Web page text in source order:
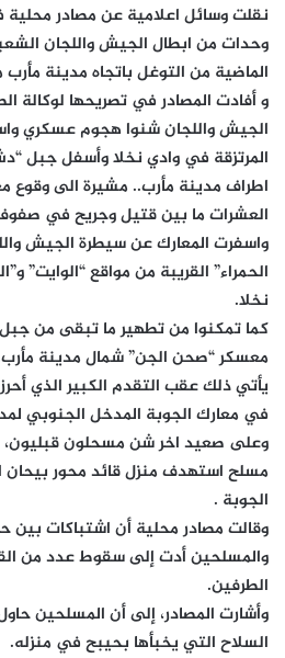
نقلت وسائل اعلامية عن مصادر
وحدات من ابطال الجيش واللجان
الماضية من التوغل باتجاه مدينة
و أفادت المصادر في تصريحها لوكالة
الجيش واللجان شنوا هجوم عسكري
المرتزقة في وادي نخلا وأسفل جبل
اطراف مدينة مأرب.. مشيرة الى
العشرات ما بين قتيل وجريح في صفوف
واسفرت المعارك عن سيطرة الجيش
الحمراء” القريبة من مواقع “الوايت”
نخلا.
كما تمكنوا من تطهير ما تبقى من
معسكر “صحن الجن” شمال مدينة
يأتي ذلك عقب التقدم الكبير الذي
في معارك الجوبة المدخل الجنوبي
وعلى صعيد اخر شن مسحلون
مسلح استهدف منزل قائد محور بيحان
الجوبة .
وقالت مصادر محلية أن اشتباكات بين
والمسلحين أدت إلى سقوط عدد من
الطرفين.
وأشارت المصادر، إلى أن المسلحين
السلاح التي يخبأها بحيبح في منزله.